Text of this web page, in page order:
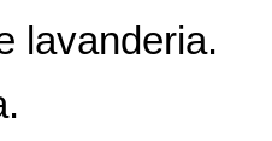
lavanderia.